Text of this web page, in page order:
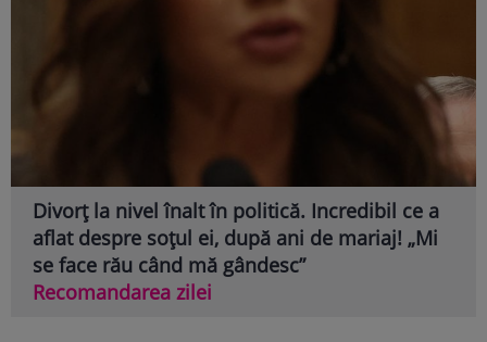
Divorț la nivel înalt în politică. Incredibil ce a
aflat despre soțul ei, după ani de mariaj! „Mi
se face rău când mă gândesc”
Recomandarea zilei